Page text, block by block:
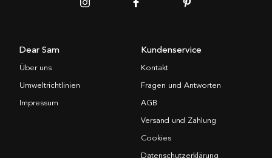
Dear Sam
Über uns
Umweltrichtlinien
Impressum
Kundenservice
Kontakt
Fragen und Antworten
AGB
Versand und Zahlung
Cookies
Datenschutzerklärung